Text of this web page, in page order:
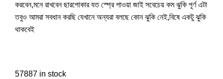
করবেন,মনে রাখবেন ছারপোকার যত স্প্রে পাওয়া জাই সবেচেয় কম ঝুকি পূর্ণ এটা
তবুও আমরা সবধান করছি যেখানে অন্যরা বলছে কোন ঝুকি নেই,বিষে একটু ঝুকি
থাকবেই
57887 in stock